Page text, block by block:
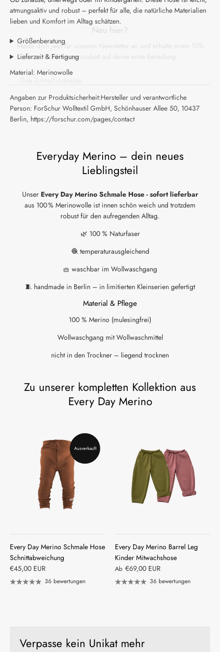
atmungsaktiv und robust – perfekt für alle, die natürliche Materialien
lieben und Komfort im Alltag schätzen.
Größenberatung
Lieferzeit & Fertigung
Material: Merinowolle
Angaben zur Produktsicherheit:Hersteller und verantwortliche
Person: ForSchur Wolltextil GmbH, Schönhauser Allee 50, 10437
Berlin, https://forschur.com/pages/contact
Everyday Merino – dein neues
Lieblingsteil
Unser Every Day Merino Schmale Hose - sofort lieferbar
aus 100 % Merinowolle ist innen schön weich und trotzdem
robust für den aufregenden Alltag.
🌿 100 % Naturfaser
🧶 temperaturausgleichend
🧺 waschbar im Wollwaschgang
🧵 handmade in Berlin – in limitierten Kleinserien gefertigt
Material & Pflege
100 % Merino (mulesingfrei)
Wollwaschgang mit Wollwaschmittel
nicht in den Trockner – liegend trocknen
Zu unserer kompletten Kollektion aus
Every Day Merino
Ausverkauft
Every Day Merino Schmale Hose
Schnittabweichung
€45,00 EUR
36 bewertungen
Every Day Merino Barrel Leg
Kinder Mitwachshose
Ab €69,00 EUR
36 bewertungen
Verpasse kein Unikat mehr
Melde dich jetzt für unseren Newsletter an und erhalte einen 10%
Willkommensrabatt auf deine erste Bestellung